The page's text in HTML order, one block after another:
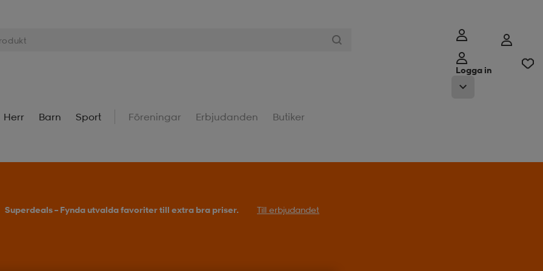
Logga in
Herr Barn Sport Föreningar Erbjudanden Butiker
Superdeals – Fynda utvalda favoriter till extra bra priser. Till erbjudandet